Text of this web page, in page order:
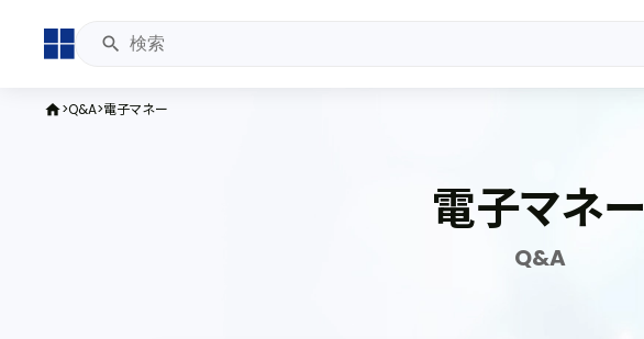
home Q&A 電子マネー
電子マネー
Q&A